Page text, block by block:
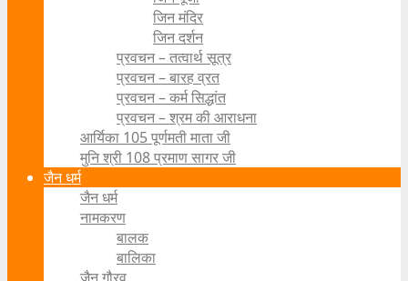
जिन मंदिर
जिन दर्शन
प्रवचन – तत्वार्थ सूत्र
प्रवचन – बारह व्रत
प्रवचन – कर्म सिद्धांत
प्रवचन – श्रम की आराधना
आर्यिका 105 पूर्णमती माता जी
मुनि श्री 108 प्रमाण सागर जी
जैन धर्म
जैन धर्म
नामकरण
बालक
बालिका